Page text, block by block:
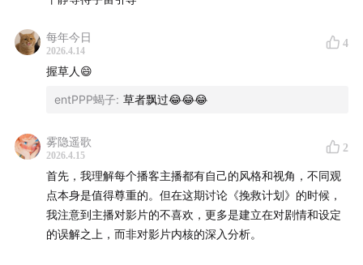
果失眠或者偏头疼也可以入手试试~
有需要的听友们快使用以下三种方式（选一即可），获得
专属购买福利吧：
1、点击进入专属购买链接：
淘宝：mo.m.tmall.com
京东：pro.m.jd.com
2、复制淘口令：88￥DVt655wM6NN￥ / CZ001
每年今日
2026.4.14
4
握草人😄
entPPP蝎子: 草者飘过😂😂😂
雾隐遥歌
2026.4.15
2
首先，我理解每个播客主播都有自己的风格和视角，不同观
点本身是值得尊重的。但在这期讨论《挽救计划》的时候，
我注意到主播对影片的不喜欢，更多是建立在对剧情和设定
的误解之上，而非对影片内核的深入分析。